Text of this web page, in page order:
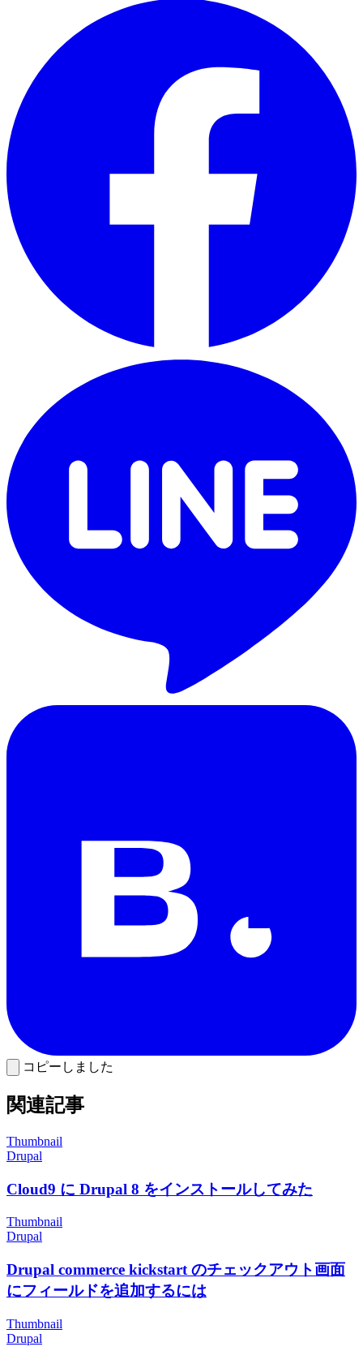
コピーしました
関連記事
Thumbnail
Drupal
Cloud9 に Drupal 8 をインストールしてみた
Thumbnail
Drupal
Drupal commerce kickstart のチェックアウト画面
にフィールドを追加するには
Thumbnail
Drupal